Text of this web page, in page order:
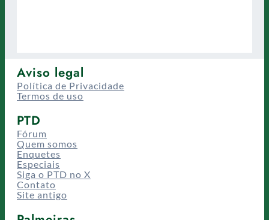
Aviso legal
Política de Privacidade
Termos de uso
PTD
Fórum
Quem somos
Enquetes
Especiais
Siga o PTD no X
Contato
Site antigo